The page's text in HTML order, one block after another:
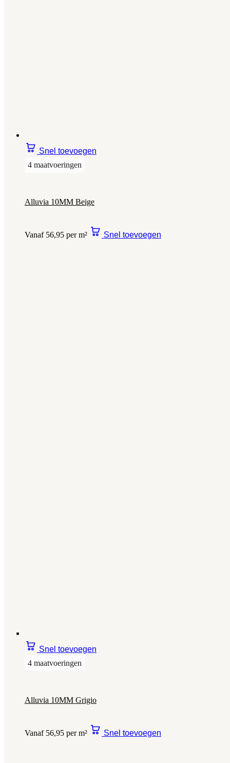
Snel toevoegen
4 maatvoeringen
Alluvia 10MM Beige
Vanaf 56,95 per m² Snel toevoegen
Snel toevoegen
4 maatvoeringen
Alluvia 10MM Grigio
Vanaf 56,95 per m² Snel toevoegen